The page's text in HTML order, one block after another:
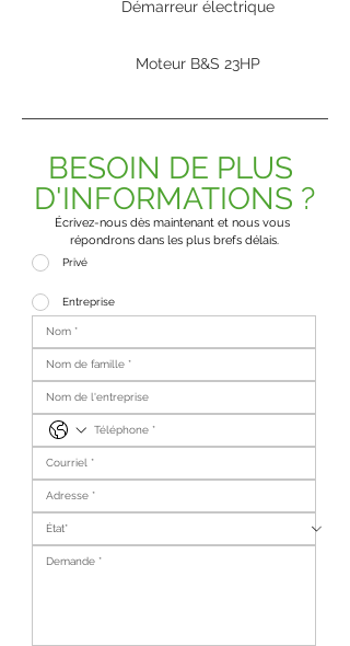
Démarreur électrique
Moteur B&S 23HP
BESOIN DE PLUS
D'INFORMATIONS ?
Écrivez-nous dès maintenant et nous vous
répondrons dans les plus brefs délais.
Privé
Entreprise